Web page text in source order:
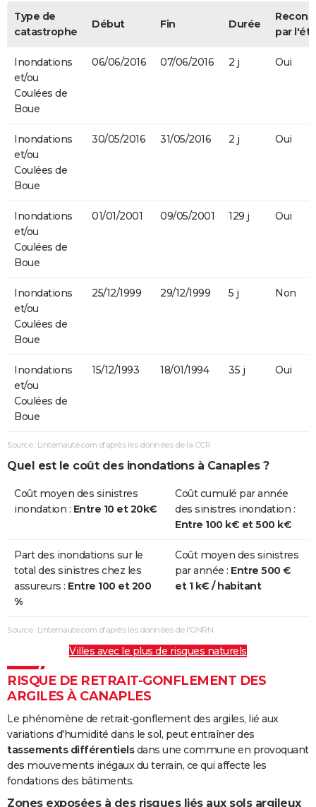
Type de
catastrophe
Début Fin Durée
par
Inondations
et/ou
Coulées de
Boue
06/06/2016 07/06/2016 2 j Oui
Inondations
et/ou
Coulées de
Boue
30/05/2016 31/05/2016 2 j Oui
Inondations
et/ou
Coulées de
Boue
01/01/2001 09/05/2001 129 j Oui
Inondations
et/ou
Coulées de
Boue
25/12/1999 29/12/1999 5 j Non
Inondations
et/ou
Coulées de
Boue
15/12/1993 18/01/1994 35 j Oui
Source : Linternaute.com d'après les données de la CCR
Quel est le coût des inondations à Canaples ?
Coût moyen des sinistres
inondation : Entre 10 et 20k€
Coût cumulé par année
des sinistres inondation :
Entre 100 k€ et 500 k€
Part des inondations sur le
total des sinistres chez les
assureurs : Entre 100 et 200
%
Coût moyen des sinistres
par année : Entre 500 €
et 1 k€ / habitant
Source : Linternaute.com d'après les données de l'ONRN
Villes avec le plus de risques naturels
RISQUE DE RETRAIT-GONFLEMENT DES
ARGILES À CANAPLES
Le phénomène de retrait-gonflement des argiles, lié aux
variations d'humidité dans le sol, peut entraîner des
tassements différentielsdans une commune en provoquant
des mouvements inégaux du terrain, ce qui affecte les
fondations des bâtiments.
Zones exposées à des risques liés aux sols argileux